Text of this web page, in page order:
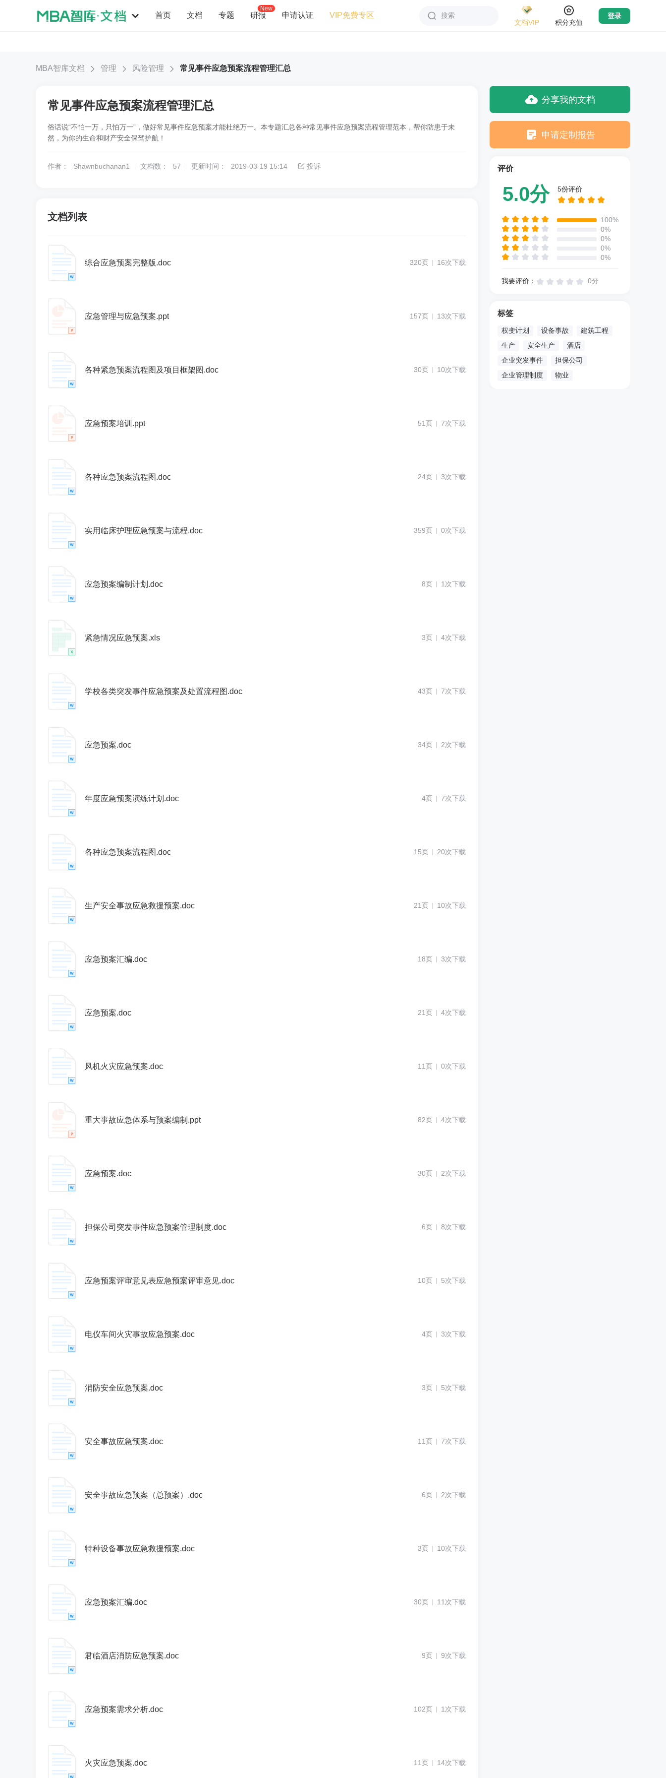
首页 文档 专题 研报
New
申请认证 VIP免费专区
搜索
文档VIP
积分充值
登录
MBA智库文档 管理 风险管理 常见事件应急预案流程管理汇总
常见事件应急预案流程管理汇总
俗话说“不怕一万，只怕万一”，做好常见事件应急预案才能杜绝万一。本专题汇总各种常见事件应急预案流程管理范本，帮你防患于未
然，为你的生命和财产安全保驾护航！
作者： Shawnbuchanan1 文档数： 57 更新时间： 2019-03-19 15:14 投诉
文档列表
综合应急预案完整版.doc 320页 16次下载
应急管理与应急预案.ppt 157页 13次下载
各种紧急预案流程图及项目框架图.doc 30页 10次下载
应急预案培训.ppt 51页 7次下载
各种应急预案流程图.doc 24页 3次下载
实用临床护理应急预案与流程.doc 359页 0次下载
应急预案编制计划.doc 8页 1次下载
紧急情况应急预案.xls 3页 4次下载
学校各类突发事件应急预案及处置流程图.doc 43页 7次下载
应急预案.doc 34页 2次下载
年度应急预案演练计划.doc 4页 7次下载
各种应急预案流程图.doc 15页 20次下载
生产安全事故应急救援预案.doc 21页 10次下载
应急预案汇编.doc 18页 3次下载
应急预案.doc 21页 4次下载
风机火灾应急预案.doc 11页 0次下载
重大事故应急体系与预案编制.ppt 82页 4次下载
应急预案.doc 30页 2次下载
担保公司突发事件应急预案管理制度.doc 6页 8次下载
应急预案评审意见表应急预案评审意见.doc 10页 5次下载
电仪车间火灾事故应急预案.doc 4页 3次下载
消防安全应急预案.doc 3页 5次下载
安全事故应急预案.doc 11页 7次下载
安全事故应急预案（总预案）.doc 6页 2次下载
特种设备事故应急救援预案.doc 3页 10次下载
应急预案汇编.doc 30页 11次下载
君临酒店消防应急预案.doc 9页 9次下载
应急预案需求分析.doc 102页 1次下载
火灾应急预案.doc 11页 14次下载
分享我的文档
申请定制报告
评价
5.0分 5份评价
100%
0%
0%
0%
0%
我要评价： 0分
标签
权变计划 设备事故
建筑工程
生产
安全生产
酒店
企业突发事件
担保公司
企业管理制度
物业